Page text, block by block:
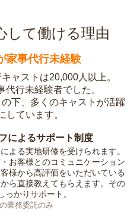
して働ける理由
家事代行未経験
ャストは20,000人以上。
代行未経験者でした。
下、多くのキャストが活躍
しています。
によるサポート制度
よる実地研修を受けられます。
お客様とのコミュニケーション
様から高評価をいただいている
ら直接教えてもらえます。その
っかりサポート。
業務委託のみ